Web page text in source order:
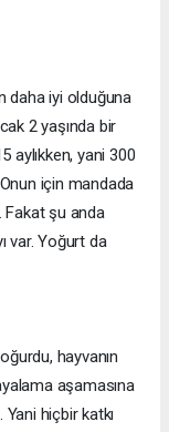
daha iyi olduğuna
2 yaşında bir
aylıkken, yani 300
için mandada
Fakat şu anda
var. Yoğurt da
hayvanın
aşamasına
hiçbir katkı